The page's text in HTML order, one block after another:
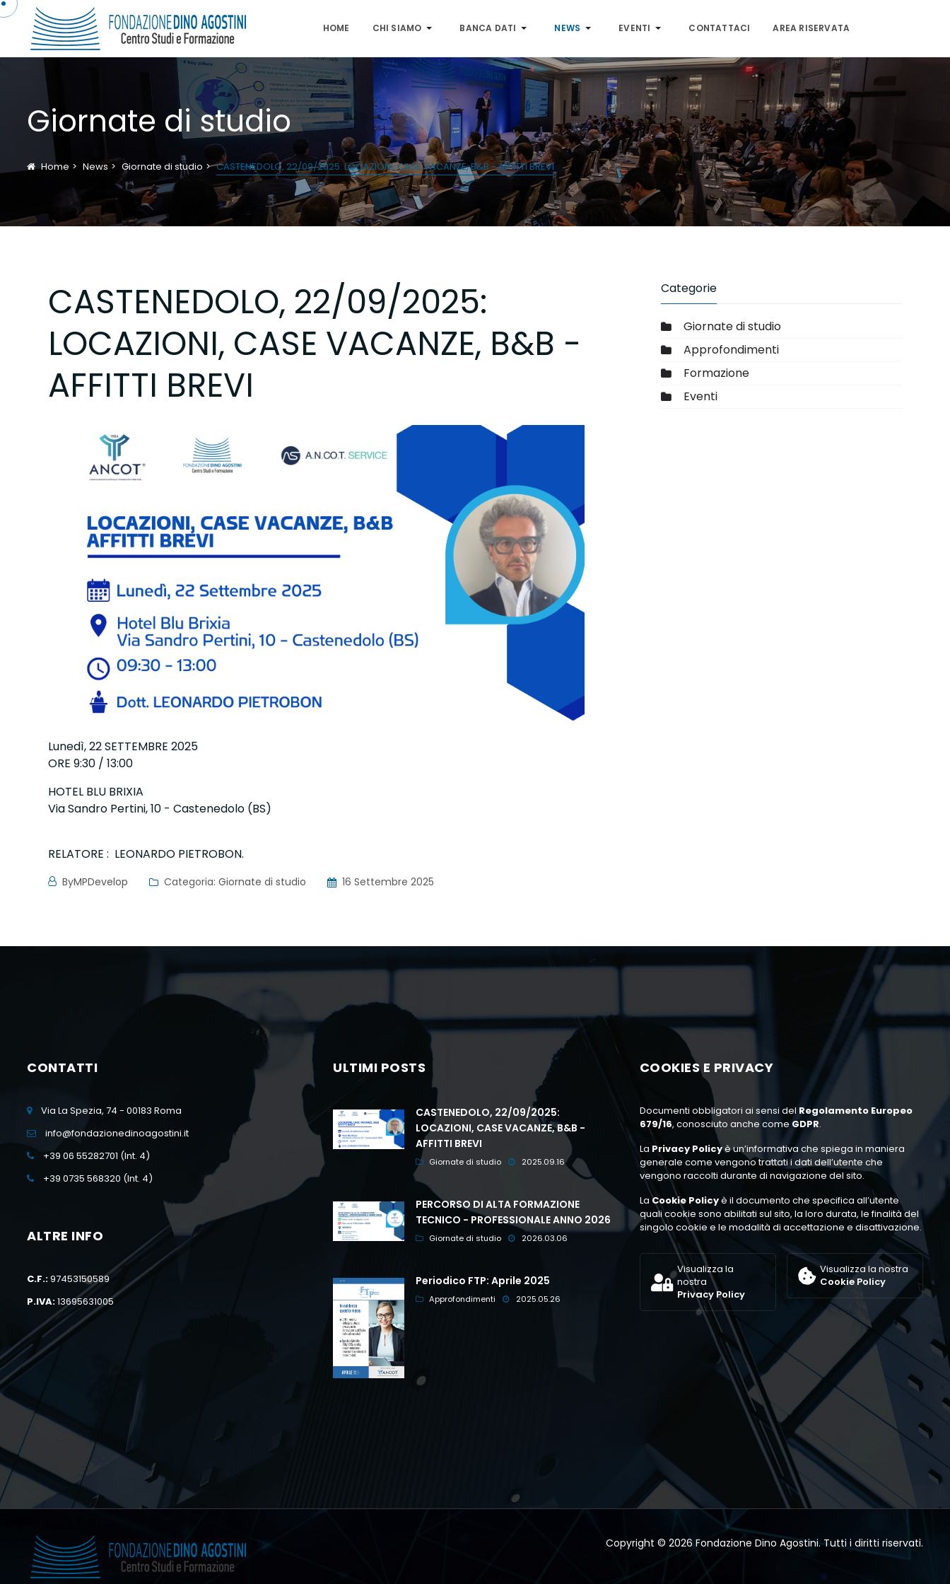
HOME CHI SIAMO BANCA DATI NEWS EVENTI CONTATTACI AREA RISERVATA
Giornate di studio
Home News Giornate di studio CASTENEDOLO, 22/09/2025: LOCAZIONI, CASE VACANZE, B&B - AFFITTI BREVI
CASTENEDOLO, 22/09/2025:
LOCAZIONI, CASE VACANZE, B&B -
AFFITTI BREVI
Lunedì, 22 SETTEMBRE 2025
ORE 9:30 / 13:00
HOTEL BLU BRIXIA
Via Sandro Pertini, 10 - Castenedolo (BS)
RELATORE : LEONARDO PIETROBON.
ByMPDevelop Categoria: Giornate di studio 16 Settembre 2025
Categorie
Giornate di studio
Approfondimenti
Formazione
Eventi
CONTATTI
Via La Spezia, 74 - 00183 Roma
info@fondazionedinoagostini.it
+39 06 55282701 (Int. 4)
+39 0735 568320 (Int. 4)
ALTRE INFO
C.F.:97453150589
P.IVA:13695631005
ULTIMI POSTS
CASTENEDOLO, 22/09/2025:
LOCAZIONI, CASE VACANZE, B&B -
AFFITTI BREVI
Giornate di studio 2025.09.16
PERCORSO DI ALTA FORMAZIONE
TECNICO - PROFESSIONALE ANNO 2026
Giornate di studio 2026.03.06
Periodico FTP: Aprile 2025
Approfondimenti 2025.05.26
COOKIES E PRIVACY
Documenti obbligatori ai sensi del Regolamento Europeo
679/16, conosciuto anche come GDPR.
La Privacy Policyè un’informativa che spiega in maniera
generale come vengono trattati i dati dell’utente che
vengono raccolti durante di navigazione del sito.
LaCookie Policyè il documento che specifica all’utente
quali cookie sono abilitati sul sito, la loro durata, le finalità del
singolo cookie e le modalità di accettazione e disattivazione.
Visualizza la
nostra
Privacy Policy
Visualizza la nostra
Cookie Policy
Copyright © 2026 Fondazione Dino Agostini. Tutti i diritti riservati.